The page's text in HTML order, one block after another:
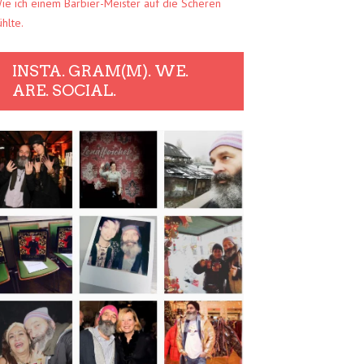
ich einem Barbier-Meister auf die Scheren
INSTA. GRAM(M). WE.
ARE. SOCIAL.